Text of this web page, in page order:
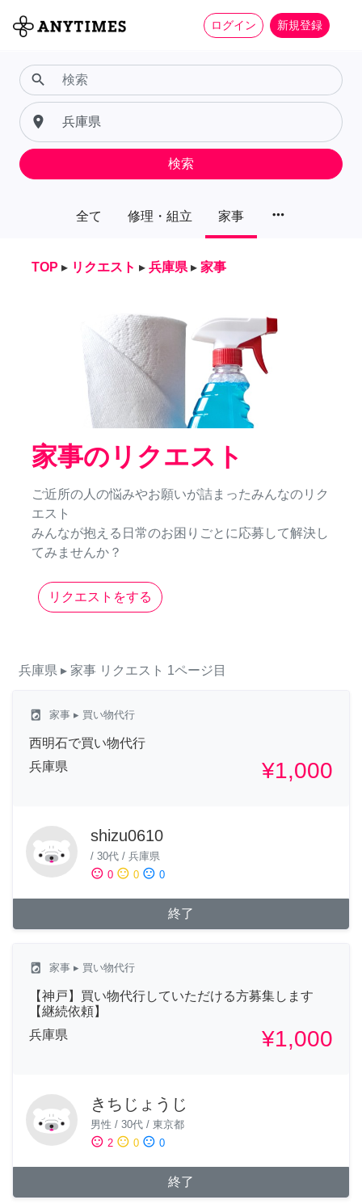
ログイン 新規登録
全て 修理・組立 家事 more_horiz
search
place
検索
TOP ▸ リクエスト ▸ 兵庫県 ▸ 家事
家事のリクエスト
ご近所の人の悩みやお願いが詰まったみんなのリク
エスト
みんなが抱える日常のお困りごとに応募して解決し
てみませんか？
リクエストをする
兵庫県 ▸ 家事 リクエスト 1ページ目
local_laundry_service 家事 ▸ 買い物代行
西明石で買い物代行
兵庫県
¥1,000
shizu0610
/ 30代 / 兵庫県
sentiment_satisfied 0 sentiment_neutral 0 sentiment_dissatisfied 0
終了
local_laundry_service 家事 ▸ 買い物代行
【神戸】買い物代行していただける方募集します
【継続依頼】
兵庫県
¥1,000
きちじょうじ
男性 / 30代 / 東京都
sentiment_satisfied 2 sentiment_neutral 0 sentiment_dissatisfied 0
終了